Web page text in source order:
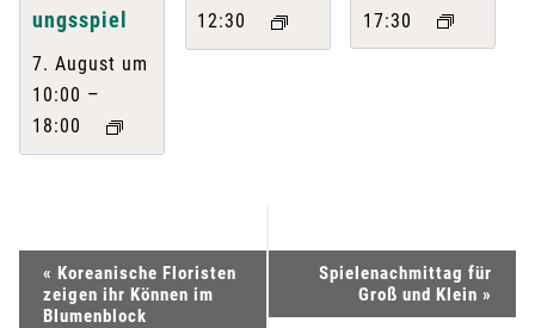
ungsspiel
7. August um
10:00 –
18:00
12:30 17:30
« Koreanische Floristen
zeigen ihr Können im
Blumenblock
Spielenachmittag für
Groß und Klein »